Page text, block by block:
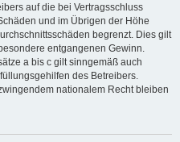
auf die bei Vertragsschluss
und im Übrigen der Höhe
begrenzt. Dies gilt
entgangenen Gewinn.
a bis c gilt sinngemäß auch
des Betreibers.
nationalem Recht bleiben